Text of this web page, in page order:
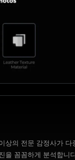
상의 전문 감정사가 다
을 꼼꼼하게 분석합니